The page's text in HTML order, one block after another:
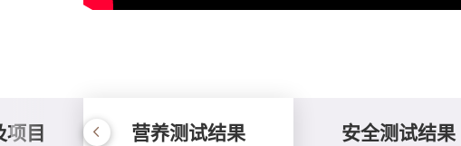
项目 营养测试结果 安全测试结果